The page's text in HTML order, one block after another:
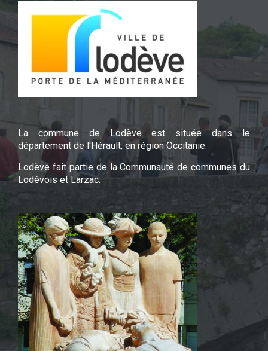
La commune de Lodève est située dans le
département de l'Hérault, en région Occitanie.
Lodève fait partie de la Communauté de communes du
Lodévois et Larzac.